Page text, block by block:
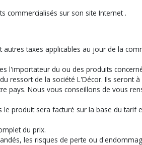
commercialisés sur son site Internet .
taxes applicables au jour de la
l'importateur du ou des produits
ressort de la société L'Décor. Ils
Nous vous conseillons de vous
produit sera facturé sur la base du
du prix.
les risques de perte ou